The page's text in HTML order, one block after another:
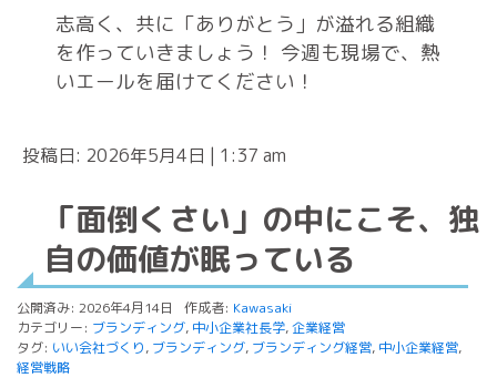
志高く、共に「ありがとう」が溢れる組織
を作っていきましょう！ 今週も現場で、熱
いエールを届けてください！
投稿日: 2026年5月4日 | 1:37 am
「面倒くさい」の中にこそ、独
自の価値が眠っている
公開済み: 2026年4月14日 作成者: Kawasaki
カテゴリー: ブランディング, 中小企業社長学,企業経営
タグ: いい会社づくり, ブランディング, ブランディング経営, 中小企業経営,
経営戦略